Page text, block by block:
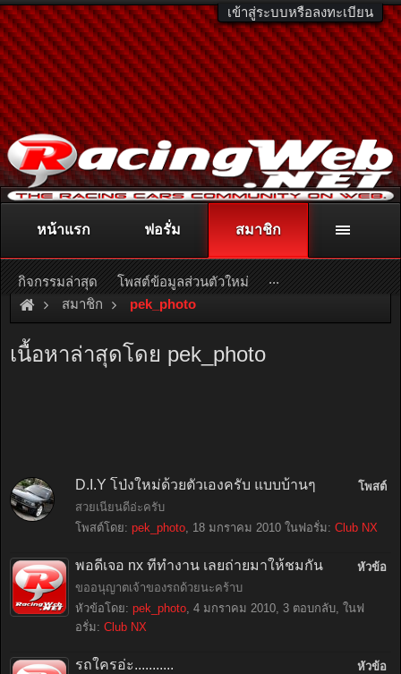
เข้าสู่ระบบหรือลงทะเบียน
ติดต่อลงโฆษณา racingweb@gmail.comหรือโทร. 081-811-1138
หรืออ่านรายละเอียดเพิ่มเติม คลิกที่นี่
สมาชิก pek_photo
เนื้อหาล่าสุดโดย pek_photo
โพสต์
D.I.Y โป่งใหม่ด้วยตัวเองครับ แบบบ้านๆ
สวยเนียนดีอ่ะครับ
โพสต์โดย: pek_photo, 18 มกราคม 2010 ในฟอรั่ม: Club NX
หัวข้อ
พอดีเจอ nx ที่ทำงาน เลยถ่ายมาให้ชมกัน
ขออนุญาตเจ้าของรถด้วยนะคร้าบ
หัวข้อโดย: pek_photo, 4 มกราคม 2010, 3 ตอบกลับ, ในฟ
อรั่ม: Club NX
หัวข้อ
รถใครอ่ะ...........
หน้าแรก ฟอรั่ม สมาชิก
กิจกรรมล่าสุด โพสต์ข้อมูลส่วนตัวใหม่ ...